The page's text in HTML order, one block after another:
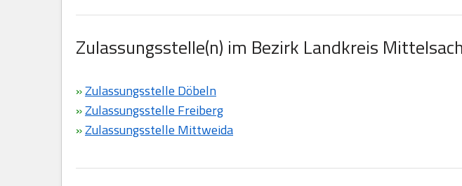
Zulassungsstelle(n) im Bezirk Landkreis
»Zulassungsstelle Döbeln
»Zulassungsstelle Freiberg
»Zulassungsstelle Mittweida